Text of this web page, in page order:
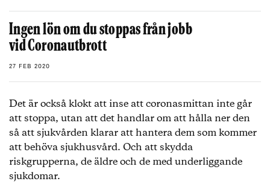
Ingen lön om du stoppas från jobb
vid Coronautbrott
27 FEB 2020
Det är också klokt att inse att coronasmittan inte går
att stoppa, utan att det handlar om att hålla ner den
så att sjukvården klarar att hantera dem som kommer
att behöva sjukhusvård. Och att skydda
riskgrupperna, de äldre och de med underliggande
sjukdomar.